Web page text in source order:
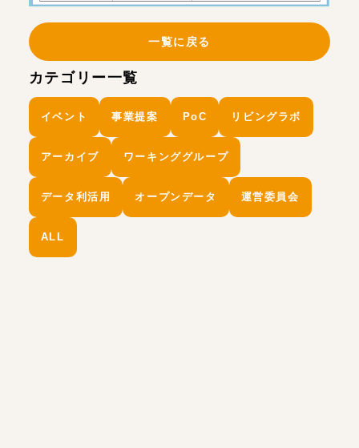
一覧に戻る
カテゴリー一覧
イベント 事業提案 PoC リビングラボ
アーカイブ ワーキンググループ
データ利活用 オープンデータ 運営委員会
ALL